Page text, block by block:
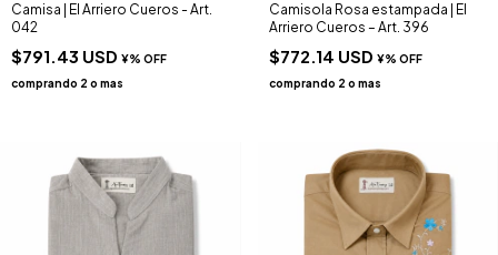
Camisa | El Arriero Cueros - Art.
042
$791.43 USD
Camisola Rosa estampada | El
Arriero Cueros – Art. 396
$772.14 USD